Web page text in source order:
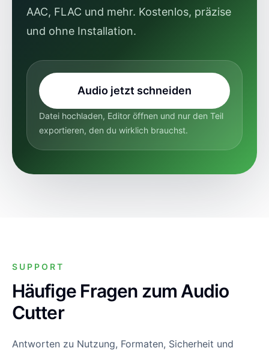
AAC, FLAC und mehr. Kostenlos, präzise
und ohne Installation.
Audio jetzt schneiden
Datei hochladen, Editor öffnen und nur den Teil
exportieren, den du wirklich brauchst.
SUPPORT
Häufige Fragen zum Audio
Cutter
Antworten zu Nutzung, Formaten, Sicherheit und